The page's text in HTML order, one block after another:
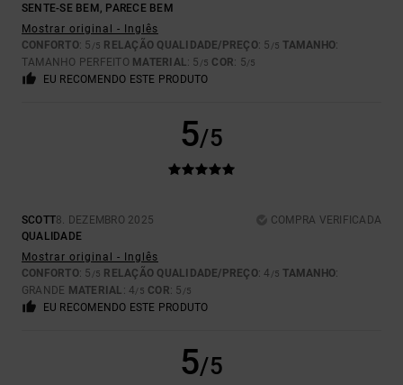
SENTE-SE BEM, PARECE BEM
Mostrar original - Inglês
CONFORTO: 5 /5 RELAÇÃO QUALIDADE/PREÇO: 5 /5 TAMANHO:
TAMANHO PERFEITO MATERIAL: 5 /5 COR: 5/5
EU RECOMENDO ESTE PRODUTO
5/5
SCOTT8. DEZEMBRO 2025
COMPRA VERIFICADA
QUALIDADE
Mostrar original - Inglês
CONFORTO: 5 /5 RELAÇÃO QUALIDADE/PREÇO: 4 /5 TAMANHO:
GRANDE MATERIAL : 4/5 COR: 5 /5
EU RECOMENDO ESTE PRODUTO
5/5